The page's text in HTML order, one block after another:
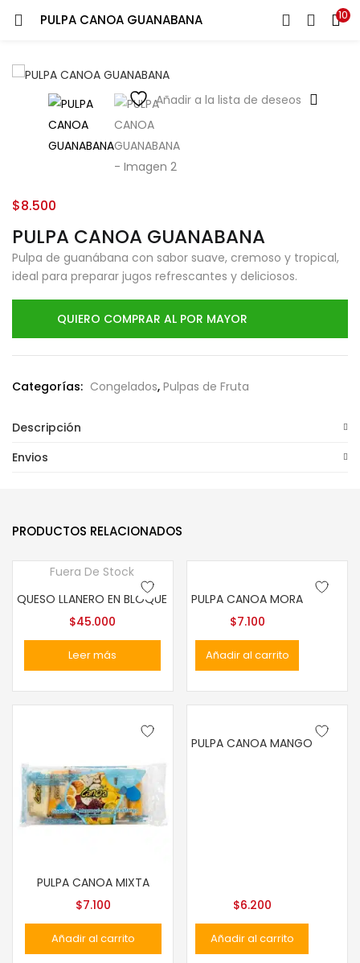
PULPA CANOA GUANABANA 10
Añadir a la lista de deseos
PULPA CANOA GUANABANA
$8.500
Pulpa de guanábana con sabor suave, cremoso y tropical,
ideal para preparar jugos refrescantes y deliciosos.
QUIERO COMPRAR AL POR MAYOR
Categorías: Congelados, Pulpas de Fruta
Descripción
Envios
PRODUCTOS RELACIONADOS
Fuera De Stock
QUESO LLANERO EN BLOQUE
$45.000
Leer más
PULPA CANOA MORA
$7.100
Añadir al carrito
PULPA CANOA MIXTA
$7.100
Añadir al carrito
PULPA CANOA MANGO
$6.200
Añadir al carrito
LOGIN
Ingresa tu correo y contraseña para iniciar sesión.
Login
Lost password?